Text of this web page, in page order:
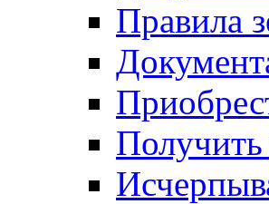
Правила
Получить